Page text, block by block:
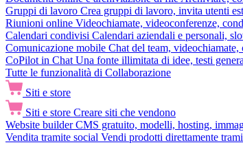
Gruppi di lavoro Crea gruppi di lavoro, invita utenti
Riunioni online Videochiamate, videoconferenze,
Calendari condivisi Calendari aziendali e personali,
Comunicazione mobile Chat del team,
CoPilot in Chat Una fonte illimitata di idee, testi
Tutte le funzionalità di Collaborazione
Siti e store
Siti e store Creare siti che vendono
Website builder CMS gratuito, modelli, hosting,
Vendita tramite social Vendi prodotti direttamente